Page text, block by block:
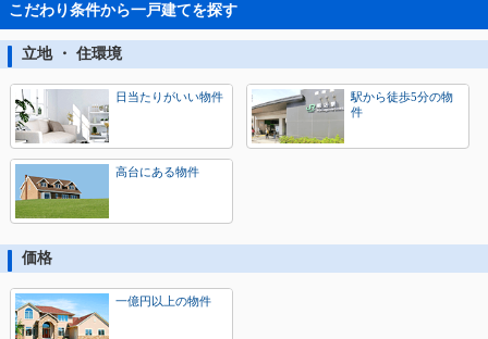
こだわり条件から一戸建てを探す
立地 ・ 住環境
日当たりがいい物件
駅から徒歩5分の物
件
高台にある物件
価格
一億円以上の物件